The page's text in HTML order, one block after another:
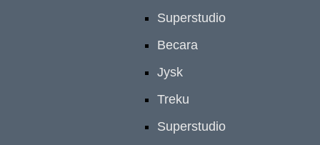
Superstudio
Becara
Jysk
Treku
Superstudio